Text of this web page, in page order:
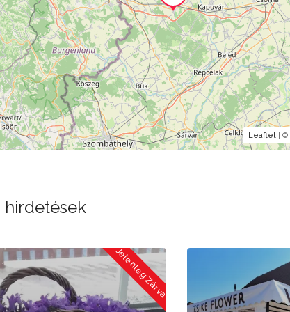
Leaflet| ©
hirdetések
Jelenleg Zárva